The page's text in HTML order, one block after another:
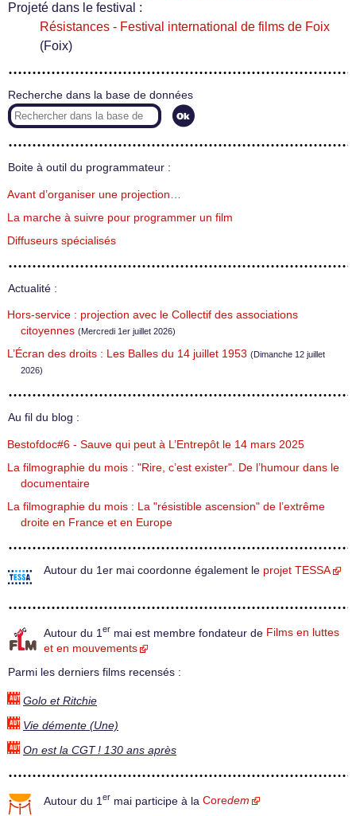
Projeté dans le festival :
Résistances - Festival international de films de Foix
(Foix)
Recherche dans la base de données
Boite à outil du programmateur :
Avant d’organiser une projection…
La marche à suivre pour programmer un film
Diffuseurs spécialisés
Actualité :
Hors-service : projection avec le Collectif des associations
citoyennes (Mercredi 1er juillet 2026)
L’Écran des droits : Les Balles du 14 juillet 1953 (Dimanche 12 juillet
2026)
Au fil du blog :
Bestofdoc#6 - Sauve qui peut à L’Entrepôt le 14 mars 2025
La filmographie du mois : "Rire, c’est exister". De l’humour dans le
documentaire
La filmographie du mois : La "résistible ascension" de l’extrême
droite en France et en Europe
Autour du 1er mai coordonne également le projet TESSA
Autour du 1 er mai est membre fondateur de Films en luttes
et en mouvements
Parmi les derniers films recensés :
Golo et Ritchie
Vie démente (Une)
On est la CGT ! 130 ans après
Autour du 1 er mai participe à la Coredem